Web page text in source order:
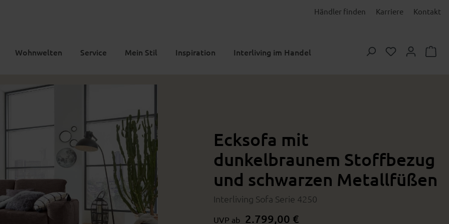
Händler finden Karriere Kontakt
Wohnwelten Service Mein Stil Inspiration Interliving im Handel Du hast 0
Ecksofa mit
dunkelbraunem Stoffbezug
und schwarzen Metallfüßen
Interliving Sofa Serie 4250
UVP ab 2.799,00 €